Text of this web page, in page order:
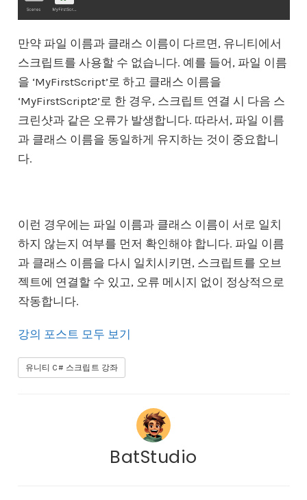
만약 파일 이름과 클래스 이름이 다르면, 유니티에서
스크립트를 사용할 수 없습니다. 예를 들어, 파일 이름
을 ‘MyFirstScript’로 하고 클래스 이름을
‘MyFirstScript2’로 한 경우, 스크립트 연결 시 다음 스
크린샷과 같은 오류가 발생합니다. 따라서, 파일 이름
과 클래스 이름을 동일하게 유지하는 것이 중요합니
다.
이런 경우에는 파일 이름과 클래스 이름이 서로 일치
하지 않는지 여부를 먼저 확인해야 합니다. 파일 이름
과 클래스 이름을 다시 일치시키면, 스크립트를 오브
젝트에 연결할 수 있고, 오류 메시지 없이 정상적으로
작동합니다.
강의 포스트 모두 보기
유니티 C# 스크립트 강좌
BatStudio